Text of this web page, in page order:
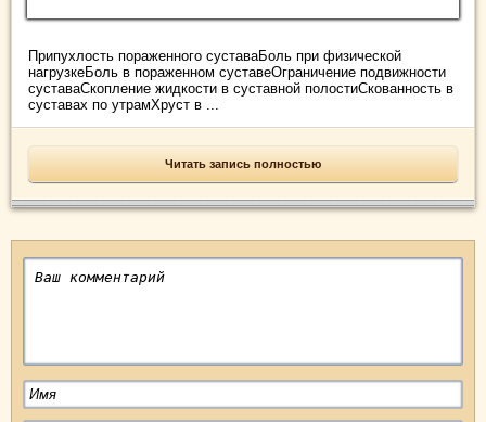
Припухлость пораженного суставаБоль при физической
нагрузкеБоль в пораженном суставеОграничение подвижности
суставаСкопление жидкости в суставной полостиСкованность в
суставах по утрамХруст в ...
Читать запись полностью